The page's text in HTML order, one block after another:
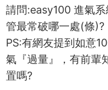
請問:easy100 進氣
管最常破哪一處(條)?
PS:有網友提到如意
氣『過量』，有前輩
置嗎?